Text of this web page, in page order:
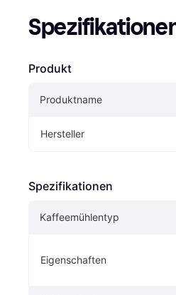
Produkt
Produktname
Hersteller
Spezifikationen
Kaffeemühlentyp
Eigenschaften